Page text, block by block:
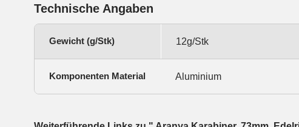
Technische Angaben
Gewicht (g/Stk) 12g/Stk
Komponenten Material Aluminium